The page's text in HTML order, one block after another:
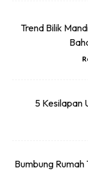
Trend Bilik
5 Kesilapan
Bumbung